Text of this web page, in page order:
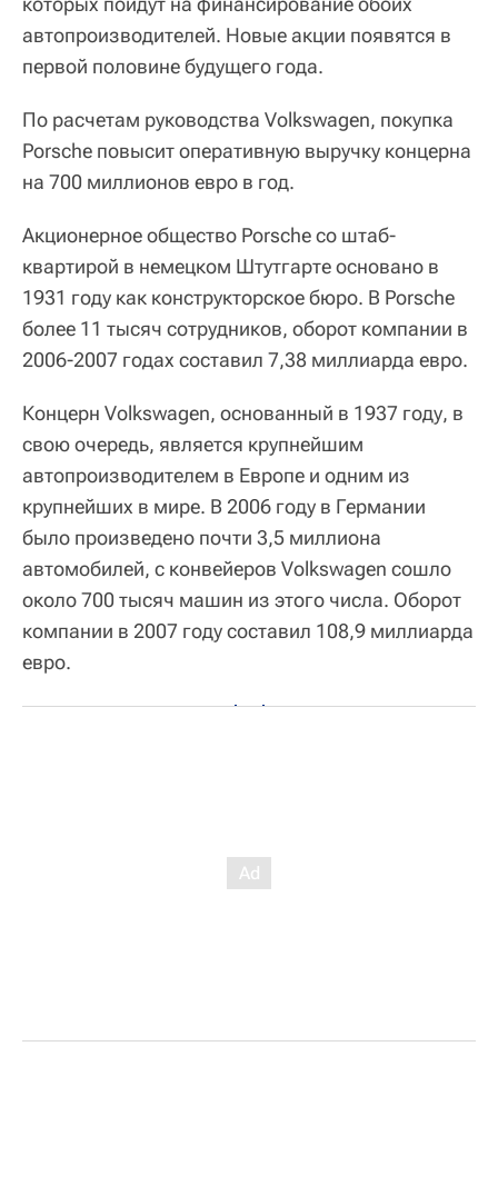
автопроизводителей. Новые акции появятся в
первой половине будущего года.
По расчетам руководства Volkswagen, покупка
Porsche повысит оперативную выручку концерна
на 700 миллионов евро в год.
Акционерное общество Porsche со штаб-
квартирой в немецком Штутгарте основано в
1931 году как конструкторское бюро. В Porsche
более 11 тысяч сотрудников, оборот компании в
2006-2007 годах составил 7,38 миллиарда евро.
Концерн Volkswagen, основанный в 1937 году, в
свою очередь, является крупнейшим
автопроизводителем в Европе и одним из
крупнейших в мире. В 2006 году в Германии
было произведено почти 3,5 миллиона
автомобилей, с конвейеров Volkswagen сошло
около 700 тысяч машин из этого числа. Оборот
компании в 2007 году составил 108,9 миллиарда
евро.